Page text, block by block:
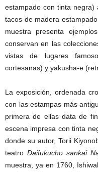
estampado con tinta
tacos de madera
muestra presenta
conservan en las
vistas de lugares
cortesanas) y yakusha-e
La exposición, ordenada
con las estampas más
primera de ellas data de
escena impresa con tinta
donde su autor, Torii
teatro Daifukucho sankai
muestra, ya en 1760,